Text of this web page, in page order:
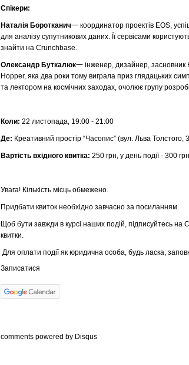
Спікери:
Наталія Боротканич一 координатор проектів EOS,
для аналізу супутникових даних. Її сервісами
знайти на Crunchbase.
Олександр Буткалюк一 інженер, дизайнер,
Hopper, яка два роки тому виграла приз глядацьких
та лектором на космічних заходах, очолює групу
Коли: 22 листопада, 19:00 - 21:00
Де: Креативний простір “Часопис” (вул. Льва Толстого,
Вартість вхідного квитка: 250 грн, у день події - 300
Увага! Кількість місць обмежено.
Придбати квиток необхідно завчасно за посиланням.
Щоб бути завжди в курсі наших подій, підписуйтесь
квитки.
Для оплати події як юридична особа, будь ласка,
Записатися
comments powered by Disqus